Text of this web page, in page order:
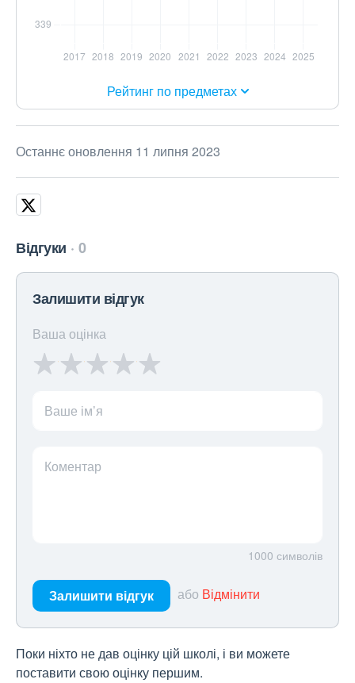
Рейтинг по предметах
Останнє оновлення 11 липня 2023
Відгуки 0
Залишити відгук
Ваша оцінка
Ваше ім’я
Коментар
1000 символів
Залишити відгук або Відмінити
Поки ніхто не дав оцінку цій школі, і ви можете
поставити свою оцінку першим.